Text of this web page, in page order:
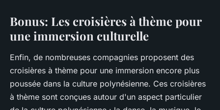
Bonus: Les croisières à thème pour
une immersion culturelle
Enfin, de nombreuses compagnies proposent des
croisières à thème pour une immersion encore plus
poussée dans la culture polynésienne. Ces croisières
à thème sont conçues autour d'un aspect particulier